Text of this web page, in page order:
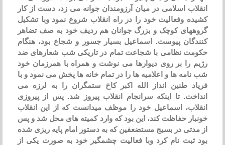
اسلامی در میان آرزومندان جوانه می زد، دست از کار
وفعالیت خود را در راه انقلاب شروع نمود وبا تشکیل
کوچک و بزرگ جوانان هم ردیف خود به صف تضاهر
پیوست. اسماعیل بسیار جسور و شجاع بود، هنگام
نظامی با شجاعت تمام در تاریکی شب شعارهای ضد
را بر روی دیوارها می نوشت و همراه با همرزمان خود
ها و اعلامیه ها را در تمام خانه ها پخش می نمود و با
طنین انداز الله اکبر کاخ ستمگران را به لرزه می
تا اینکه سرانجام انقلاب پیروز شد. پس از پیروزی
اسماعیل خود را موظف میدانست که از این انقلاب
حفاظت کند، این بود که وارد کمیته های محل شد و پس
در بسیج مستضعفین که به دستور امام پایه ریزی شده
ثبت نام کرد وبا فعالیت چشمگیر خود به صورت یکی از